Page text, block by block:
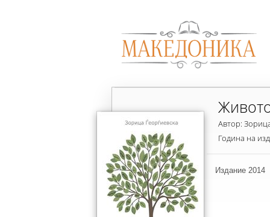
Автор:
Година на
Издание 2014